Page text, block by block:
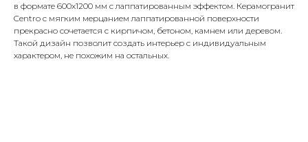
в формате 600x1200 мм с лаппатированным эффектом. Керамогранит
Centro с мягким мерцанием лаппатированной поверхности
прекрасно сочетается с кирпичом, бетоном, камнем или деревом.
Такой дизайн позволит создать интерьер с индивидуальным
характером, не похожим на остальных.